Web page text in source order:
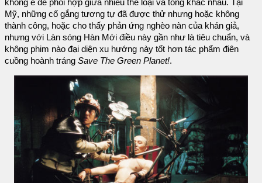
không e dè phối hợp giữa nhiều thể loại và tông khác nhau. Tại
Mỹ, những cố gắng tương tự đã được thử nhưng hoặc không
thành công, hoặc cho thấy phản ứng nghèo nàn của khán giả,
nhưng với Làn sóng Hàn Mới điều này gần như là tiêu chuẩn, và
không phim nào đại diện xu hướng này tốt hơn tác phẩm điên
cuồng hoành tráng Save The Green Planet!.